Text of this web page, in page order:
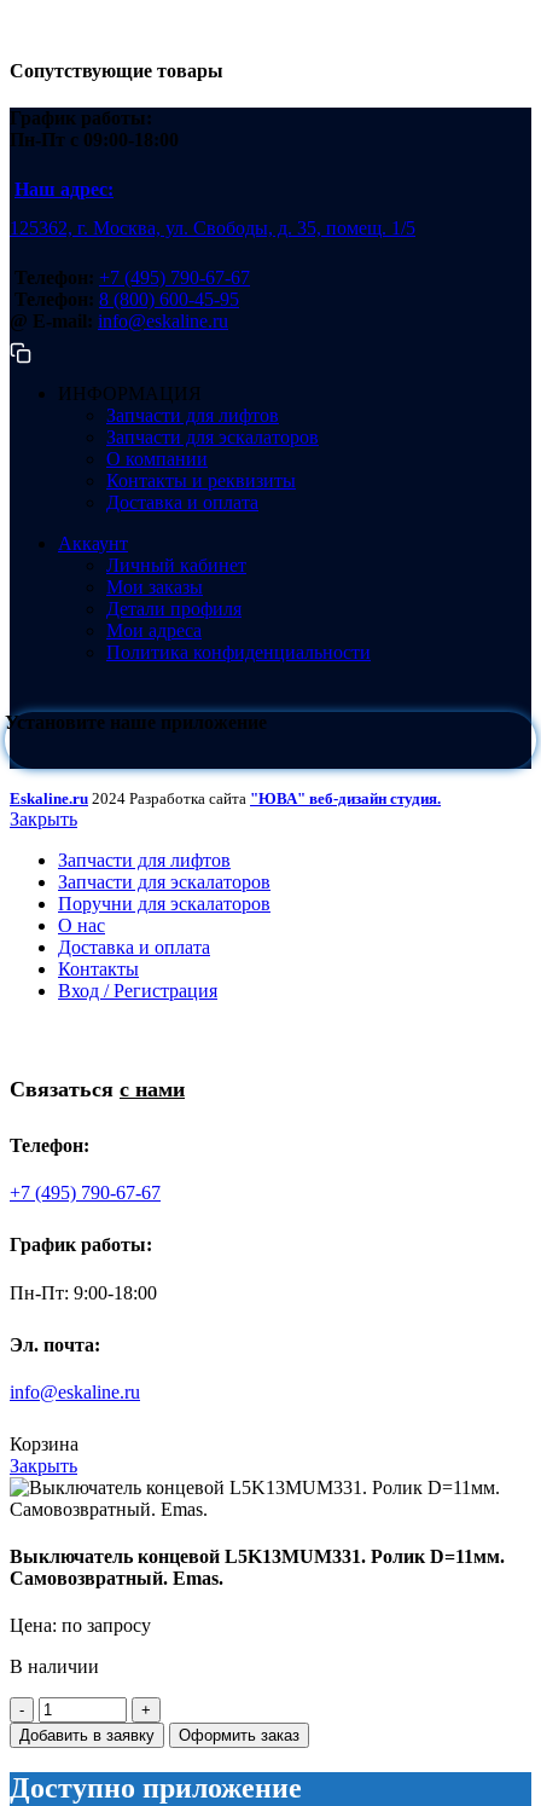
Сопутствующие товары
График работы:
Пн-Пт с 09:00-18:00
Наш адрес:
125362, г. Москва, ул. Свободы, д. 35, помещ. 1/5
Телефон: +7 (495) 790-67-67
Телефон: 8 (800) 600-45-95
@ E-mail: info@eskaline.ru
ИНФОРМАЦИЯ
Запчасти для лифтов
Запчасти для эскалаторов
О компании
Контакты и реквизиты
Доставка и оплата
Аккаунт
Личный кабинет
Мои заказы
Детали профиля
Мои адреса
Политика конфиденциальности
Установите наше приложение
Eskaline.ru 2024 Разработка сайта "ЮВА" веб-дизайн студия.
Закрыть
Запчасти для лифтов
Запчасти для эскалаторов
Поручни для эскалаторов
О нас
Доставка и оплата
Контакты
Вход / Регистрация
Связаться с нами
Телефон:
+7 (495) 790-67-67
График работы:
Пн-Пт: 9:00-18:00
Эл. почта:
info@eskaline.ru
Корзина
Закрыть
Выключатель концевой L5K13MUM331. Ролик D=11мм.
Самовозвратный. Emas.
Цена: по запросу
В наличии
Количество
товара
Выключатель
концевой
L5K13MUM331.
Добавить в заявку Оформить заказ
Доступно приложение